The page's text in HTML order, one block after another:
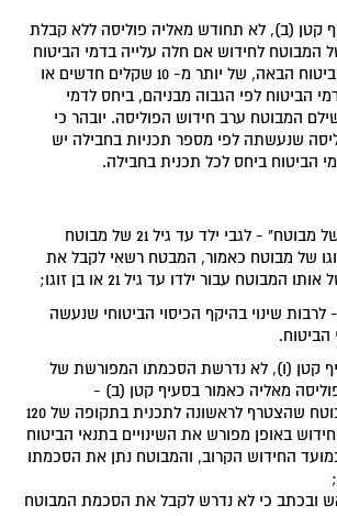
קטן (ב), לא תחודש מאליה פוליסה ללא קבלת
לחידוש אם חלה עלייה בדמי הביטוח
החודשיים בתקופת הביטוח הבאה, של יותר מ- 10 שקלים חדשים או
מדמי הביטוח לפי הגבוה מבניהם, ביחס לדמי
המבוטח ערב חידוש הפוליסה. יובהר כי
שנעשתה לפי מספר תכניות בחבילה יש
הביטוח ביחס לכל תכנית בחבילה.
"הסכמתו המפורשת של מבוטח" - לגבי ילד עד גיל 21 של מבוטח
של מבוטח כאמור, המבטח רשאי לקבל את
עבור ילדו עד גיל 21 או בן זוגו;
שינוי בהיקף הכיסוי הביטוחי שנעשה
קטן (ו), לא נדרשת הסכמתו המפורשת של
מאליה כאמור בסעיף קטן (ב) -
אם המבטח פירט למבוטח שהצטרף לראשונה לתכנית בתקופה של 120
באופן מפורש את השינויים בתנאי הביטוח
החידוש הקרוב, והמבוטח נתן את הסכמתו
ובכתב כי לא נדרש לקבל את הסכמת המבוטח